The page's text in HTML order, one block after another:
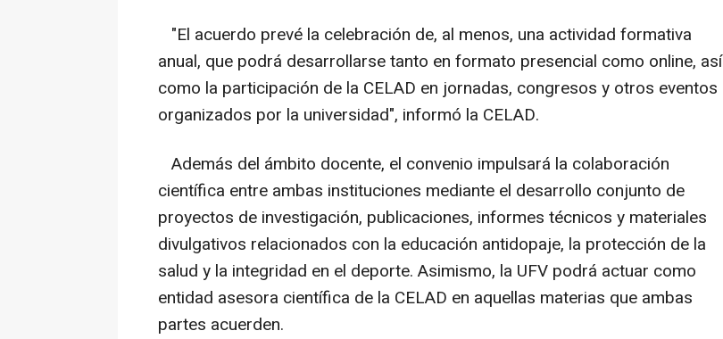
"El acuerdo prevé la celebración de, al menos, una actividad formativa
anual, que podrá desarrollarse tanto en formato presencial como online, así
como la participación de la CELAD en jornadas, congresos y otros eventos
organizados por la universidad", informó la CELAD.
Además del ámbito docente, el convenio impulsará la colaboración
científica entre ambas instituciones mediante el desarrollo conjunto de
proyectos de investigación, publicaciones, informes técnicos y materiales
divulgativos relacionados con la educación antidopaje, la protección de la
salud y la integridad en el deporte. Asimismo, la UFV podrá actuar como
entidad asesora científica de la CELAD en aquellas materias que ambas
partes acuerden.